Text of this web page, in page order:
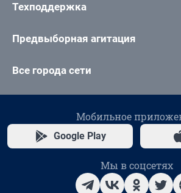
Техподдержка
Предвыборная агитация
Все города сети
Мобильное
Google Play
Мы в соцсетях